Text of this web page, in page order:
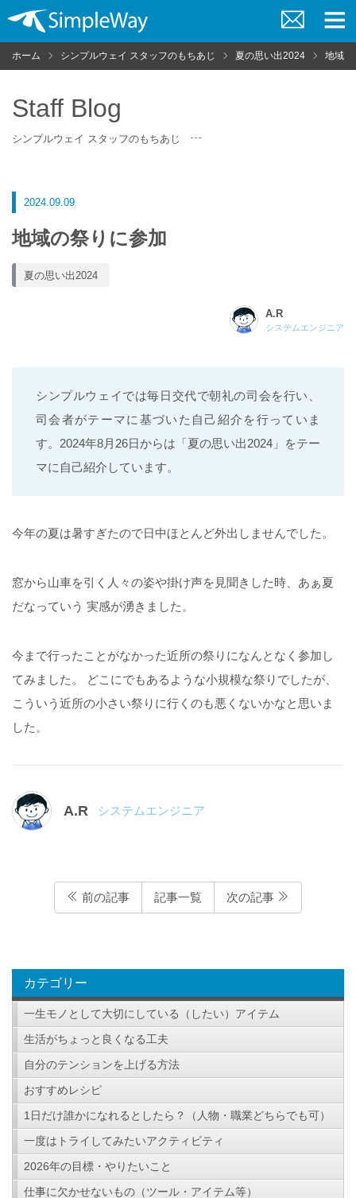
問
い
ニ
ュ
ホーム シンプルウェイ スタッフのもちあじ 夏の思い出2024 地域の
Staff Blog
シンプルウェイ スタッフのもちあじ
2024.09.09
地域の祭りに参加
夏の思い出2024
A.R
システムエンジニア
シンプルウェイでは毎日交代で朝礼の司会を行い、
司会者がテーマに基づいた自己紹介を行っていま
す。2024年8月26日からは「夏の思い出2024」をテー
マに自己紹介しています。
今年の夏は暑すぎたので日中ほとんど外出しませんでした。
窓から山車を引く人々の姿や掛け声を見聞きした時、あぁ夏
だなっていう 実感が湧きました。
今まで行ったことがなかった近所の祭りになんとなく参加し
てみました。 どこにでもあるような小規模な祭りでしたが、
こういう近所の小さい祭りに行くのも悪くないかなと思いま
した。
A.R システムエンジニア
前の記事 記事一覧 次の記事
カテゴリー
一生モノとして大切にしている（したい）アイテム
生活がちょっと良くなる工夫
自分のテンションを上げる方法
おすすめレシピ
1日だけ誰かになれるとしたら？（人物・職業どちらでも可）
一度はトライしてみたいアクティビティ
2026年の目標・やりたいこと
仕事に欠かせないもの（ツール・アイテム等）